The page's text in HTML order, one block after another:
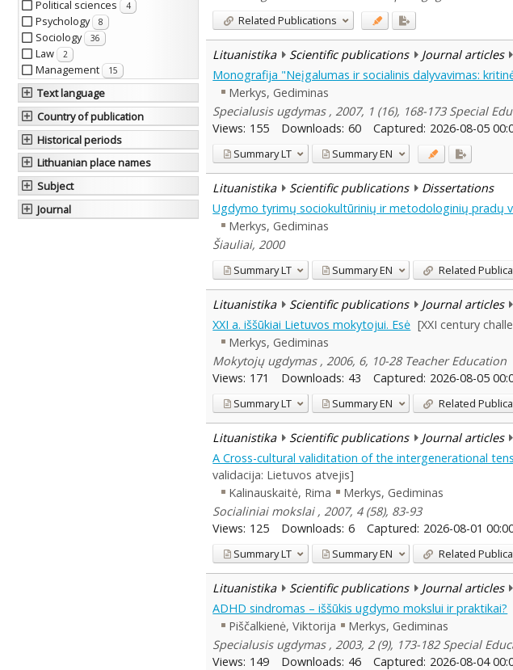
Political sciences 4
Psychology 8
Sociology 36
Law 2
Management 15
Text language
Country of publication
Historical periods
Lithuanian place names
Subject
Journal
Related Publications
Lituanistika Scientific publications Journal articles
Monografija "Neįgalumas ir socialinis dalyvavimas:
Merkys, Gediminas
Specialusis ugdymas , 2007, 1 (16), 168-173 Special
Views: 155 Downloads: 60 Captured: 2026-08-05
SummaryLT SummaryEN
Lituanistika Scientific publications Dissertations
Ugdymo tyrimų sociokultūrinių ir metodologinių pradų
Merkys, Gediminas
Šiauliai, 2000
SummaryLT SummaryEN Related
Lituanistika Scientific publications Journal articles
XXI a. iššūkiai Lietuvos mokytojui. Esė [XXI century
Merkys, Gediminas
Mokytojų ugdymas , 2006, 6, 10-28 Teacher Education
Views: 171 Downloads: 43 Captured: 2026-08-05
SummaryLT SummaryEN Related
Lituanistika Scientific publications Journal articles
A Cross-cultural validitation of the intergenerational
validacija: Lietuvos atvejis]
Kalinauskaitė, Rima
Merkys, Gediminas
Socialiniai mokslai , 2007, 4 (58), 83-93
Views: 125 Downloads: 6 Captured: 2026-08-01
SummaryLT SummaryEN Related
Lituanistika Scientific publications Journal articles
ADHD sindromas – iššūkis ugdymo mokslui ir praktikai?
Piščalkienė, Viktorija
Merkys, Gediminas
Specialusis ugdymas , 2003, 2 (9), 173-182 Special
Views: 149 Downloads: 46 Captured: 2026-08-04